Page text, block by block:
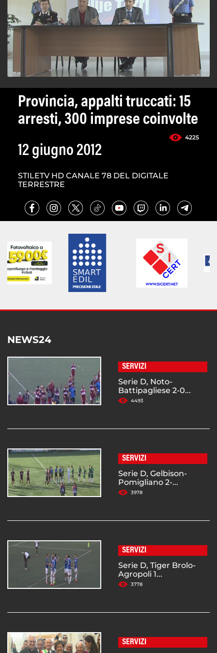
Provincia, appalti truccati: 15
arresti, 300 imprese coinvolte
4225
12 giugno 2012
STILETV HD CANALE 78 DEL DIGITALE
TERRESTRE
NEWS24
SERVIZI
Serie D, Noto-
Battipagliese 2-0...
4493
SERVIZI
Serie D, Gelbison-
Pomigliano 2-...
3978
SERVIZI
Serie D, Tiger Brolo-
Agropoli 1...
3778
SERVIZI